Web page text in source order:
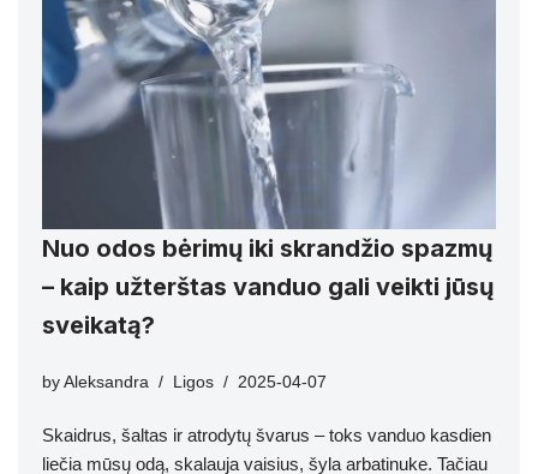
Nuo odos bėrimų iki skrandžio spazmų
– kaip užterštas vanduo gali veikti jūsų
sveikatą?
by Aleksandra Ligos 2025-04-07
Skaidrus, šaltas ir atrodytų švarus – toks vanduo kasdien
liečia mūsų odą, skalauja vaisius, šyla arbatinuke. Tačiau